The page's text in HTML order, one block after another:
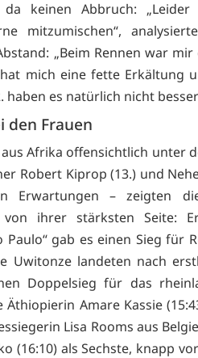
da keinen Abbruch:
mitzumischen“,
„Beim Rennen war
mich eine fette Erkältung
haben es natürlich nicht
den Frauen
Afrika offensichtlich unter
Robert Kiprop (13.) und
Erwartungen – zeigten
von ihrer stärksten Seite:
Paulo“ gab es einen Sieg für
Uwitonze landeten nach
Doppelsieg für das
Amare Kassie
Lisa Rooms aus
(16:10) als Sechste, knapp